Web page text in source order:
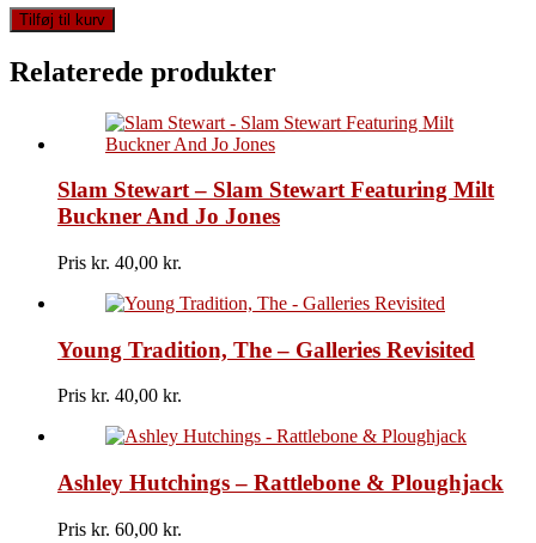
Thompson
Twins
-
Close
Bone
Tilføj til kurv
Relaterede produkter
Slam Stewart – Slam Stewart Featuring Milt
Buckner And Jo Jones
Pris kr. 40,00
Young Tradition, The – Galleries Revisited
Pris kr. 40,00
Ashley Hutchings – Rattlebone & Ploughjack
Pris kr. 60,00